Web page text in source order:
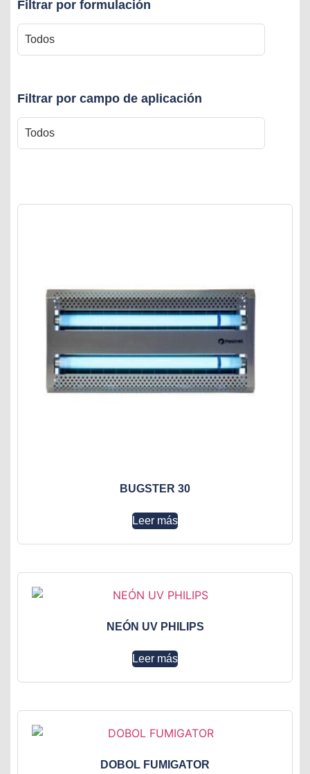
Filtrar por formulación
Filtrar por campo de aplicación
BUGSTER 30
Leer más
NEÓN UV PHILIPS
Leer más
DOBOL FUMIGATOR